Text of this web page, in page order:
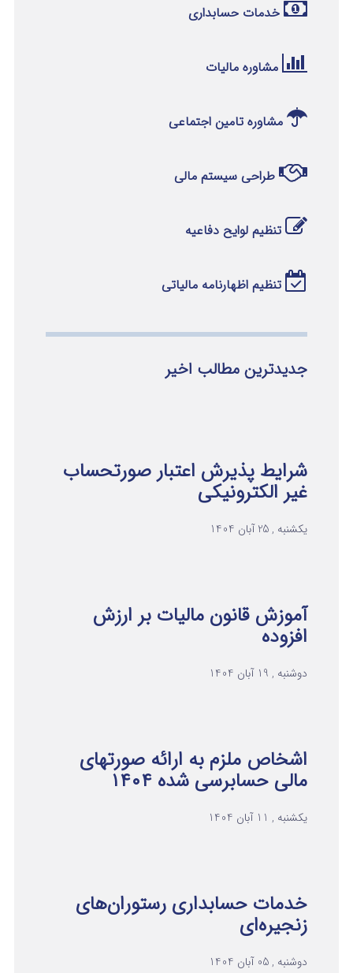
خدمات حسابداری
مشاوره مالیات
مشاوره تامین اجتماعی
طراحی سیستم مالی
تنظیم لوایح دفاعیه
تنظیم اظهارنامه مالیاتی
جدیدترین مطالب اخیر
شرایط پذیرش اعتبار صورتحساب
غیر الکترونیکی
یکشنبه , 25 آبان 1404
آموزش قانون مالیات بر ارزش
افزوده
دوشنبه , 19 آبان 1404
اشخاص ملزم به ارائه صورتهای
مالی حسابرسی شده ۱۴۰۴
یکشنبه , 11 آبان 1404
خدمات حسابداری رستوران‌های
زنجیره‌ای
دوشنبه , 05 آبان 1404